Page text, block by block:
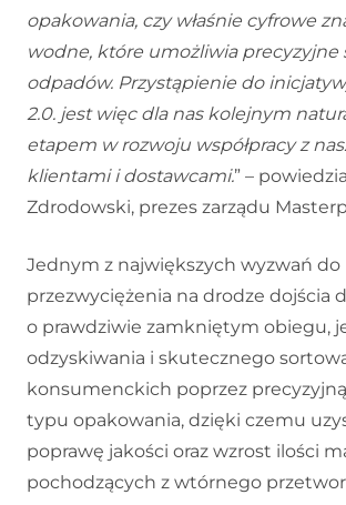
opakowania, czy właśnie cyfrowe
wodne, które umożliwia precyzyjne
odpadów. Przystąpienie do
2.0. jest więc dla nas kolejnym
etapem w rozwoju współpracy z
klientami i dostawcami.” –
Zdrodowski, prezes zarządu
Jednym z największych wyzwań do
przezwyciężenia na drodze dojścia
o prawdziwie zamkniętym obiegu,
odzyskiwania i skutecznego
konsumenckich poprzez
typu opakowania, dzięki czemu
poprawę jakości oraz wzrost ilości
pochodzących z wtórnego